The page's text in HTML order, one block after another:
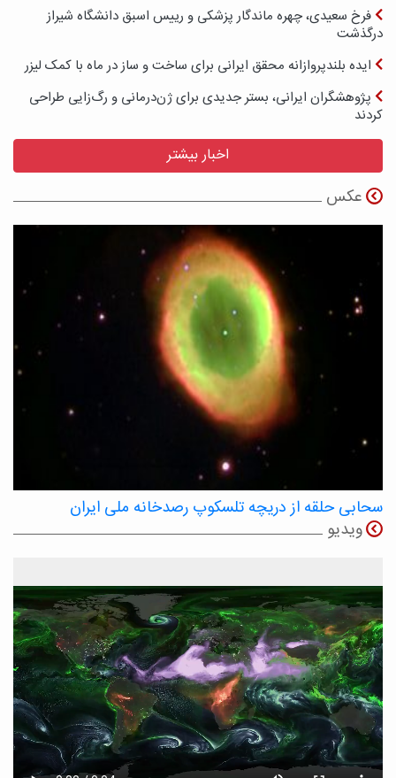
فرخ سعیدی، چهره ماندگار پزشکی و رییس اسبق دانشگاه شیراز
درگذشت
ایده بلندپروازانه محقق ایرانی برای ساخت و ساز در ماه با کمک لیزر
پژوهشگران ایرانی، بستر جدیدی برای ژن‌درمانی و رگ‌زایی طراحی
کردند
اخبار بیشتر
عکس
سحابی حلقه از دریچه تلسکوپ رصدخانه ملی ایران
ویدیو